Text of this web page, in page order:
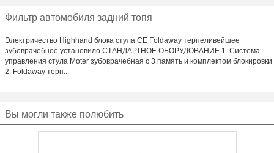
Фильтр автомобиля задний топя
Электричество Highhand блока стула CE Foldaway терпеливейшее
зубоврачебное установило СТАНДАРТНОЕ ОБОРУДОВАНИЕ 1. Система
управления стула Moter зубоврачебная с 3 память и комплектом блокировки
2. Foldaway терп...
Вы могли также полюбить